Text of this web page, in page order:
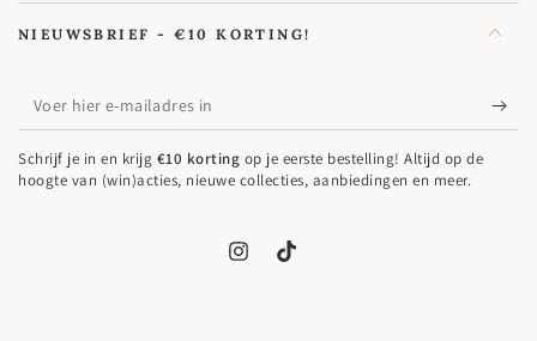
NIEUWSBRIEF - €10 KORTING!
Voer
hier
e-
Schrijf je in en krijg €10 korting op je eerste bestelling! Altijd op de
hoogte van (win)acties, nieuwe collecties, aanbiedingen en meer.